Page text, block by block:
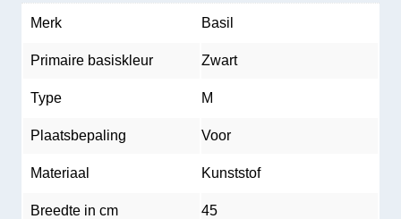
Merk Basil
Primaire basiskleur Zwart
Type M
Plaatsbepaling Voor
Materiaal Kunststof
Breedte in cm 45